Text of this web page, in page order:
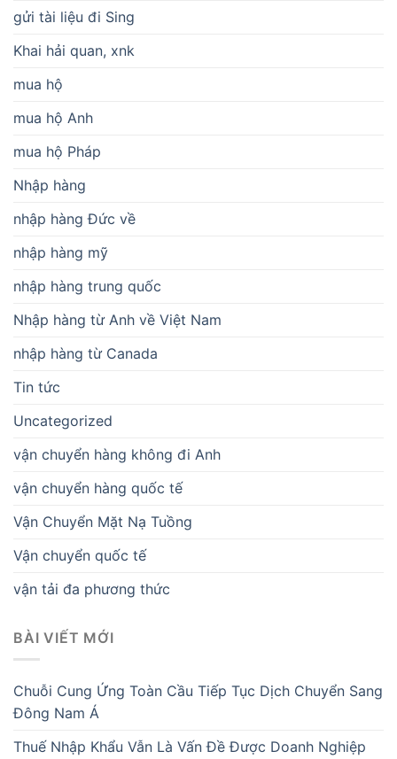
gửi tài liệu đi Sing
Khai hải quan, xnk
mua hộ
mua hộ Anh
mua hộ Pháp
Nhập hàng
nhập hàng Đức về
nhập hàng mỹ
nhập hàng trung quốc
Nhập hàng từ Anh về Việt Nam
nhập hàng từ Canada
Tin tức
Uncategorized
vận chuyển hàng không đi Anh
vận chuyển hàng quốc tế
Vận Chuyển Mặt Nạ Tuồng
Vận chuyển quốc tế
vận tải đa phương thức
BÀI VIẾT MỚI
Chuỗi Cung Ứng Toàn Cầu Tiếp Tục Dịch Chuyển Sang
Đông Nam Á
Thuế Nhập Khẩu Vẫn Là Vấn Đề Được Doanh Nghiệp